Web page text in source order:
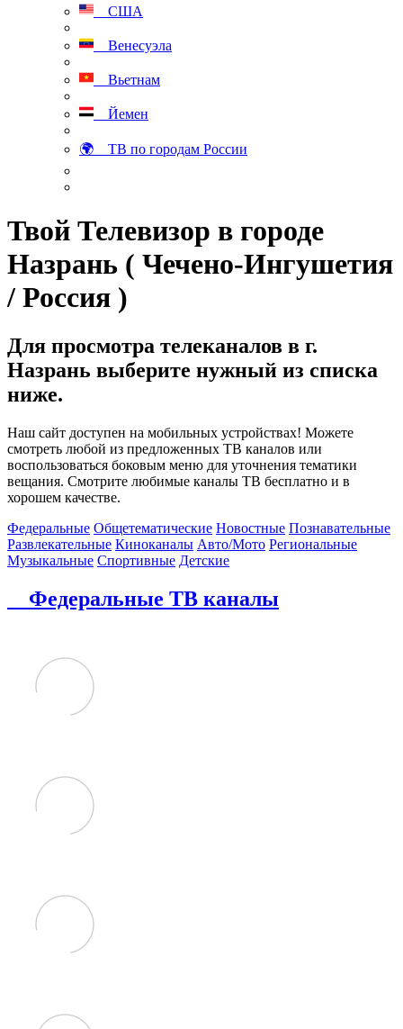
США
Венесуэла
Вьетнам
Йемен
🌍 ТВ по городам России
Твой Телевизор в городе
Назрань ( Чечено-Ингушетия
/ Россия )
Для просмотра телеканалов в г.
Назрань выберите нужный из списка
ниже.
Наш сайт доступен на мобильных устройствах! Можете
смотреть любой из предложенных ТВ каналов или
воспользоваться боковым меню для уточнения тематики
вещания. Смотрите любимые каналы ТВ бесплатно и в
хорошем качестве.
Федеральные Общетематические Новостные Познавательные
Развлекательные Киноканалы Авто/Мото Региональные
Музыкальные Спортивные Детские
Федеральные ТВ каналы